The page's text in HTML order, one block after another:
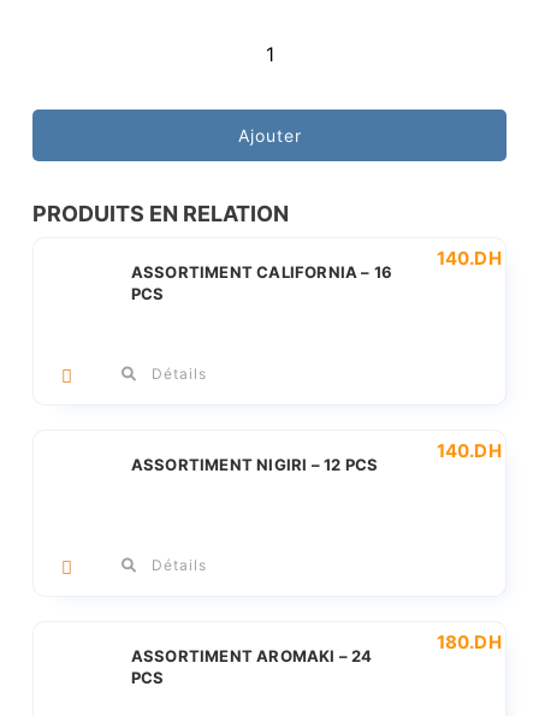
quantité
Assortiment
volcano
PCS
Ajouter
PRODUITS EN RELATION
ASSORTIMENT CALIFORNIA – 16
PCS
140.DH
Détails
ASSORTIMENT NIGIRI – 12 PCS
140.DH
Détails
ASSORTIMENT AROMAKI – 24
PCS
180.DH